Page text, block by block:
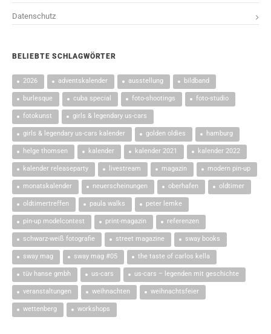
Datenschutz
BELIEBTE SCHLAGWÖRTER
2026 adventskalender ausstellung bildband
burlesque cuba special foto-shootings foto-studio
fotokunst girls & legendary us-cars
girls & legendary us-cars kalender golden oldies hamburg
helge thomsen kalender kalender 2021 kalender 2022
kalender releaseparty livestream magazin modern pin-up
monatskalender neuerscheinungen oberhafen oldtimer
oldtimertreffen paula walks peter lemke
pin-up modelcontest print-magazin referenzen
schwarz-weiß fotografie street magazine sway books
sway mag sway mag #05 the taste of carlos kella
tüv hanse gmbh us-cars us-cars – legenden mit geschichte
veranstaltungen weihnachten weihnachtsfeier
wettenberg workshops